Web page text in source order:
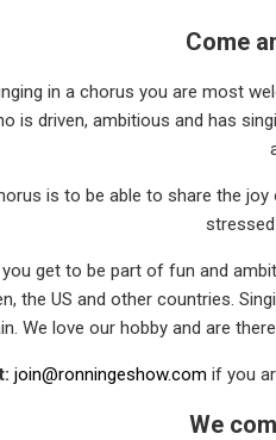
Come
in a chorus you are most
is driven, ambitious and has
is to be able to share the
get to be part of fun and
the US and other countries.
We love our hobby and are
join@ronningeshow.com if you
We